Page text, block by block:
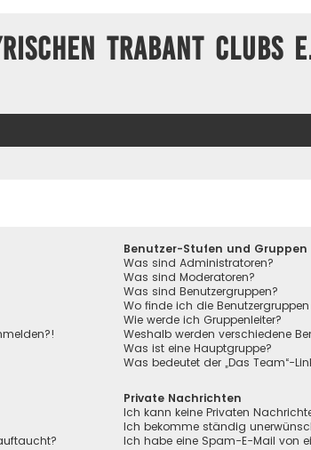
Trabant Clubs
Benutzer-Stufen und Gruppen
Was sind Administratoren?
Was sind Moderatoren?
Was sind Benutzergruppen?
Wo finde ich die
Wie werde ich Gruppenleiter?
Weshalb werden verschiedene
Was ist eine Hauptgruppe?
Was bedeutet der „Das Team“-
Private Nachrichten
Ich kann keine Privaten
Ich bekomme ständig
Ich habe eine Spam-E-Mail von